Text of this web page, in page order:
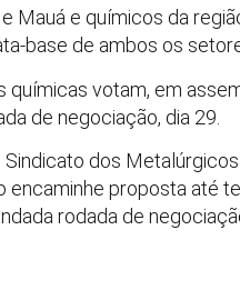
Mauá e químicos da
base de ambos os
químicas votam, em
de negociação, dia 29.
dos
encaminhe proposta até
rodada de